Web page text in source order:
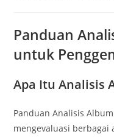
Panduan
untuk
Apa Itu Analisis
Panduan Analisis
mengevaluasi berbagai